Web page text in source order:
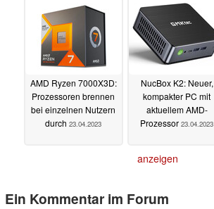
AMD Ryzen 7000X3D:
Prozessoren brennen
bei einzelnen Nutzern
durch 23.04.2023
NucBox K2: Neuer,
kompakter PC mit
aktuellem AMD-
Prozessor 23.04.2023
anzeigen
Ein Kommentar im Forum